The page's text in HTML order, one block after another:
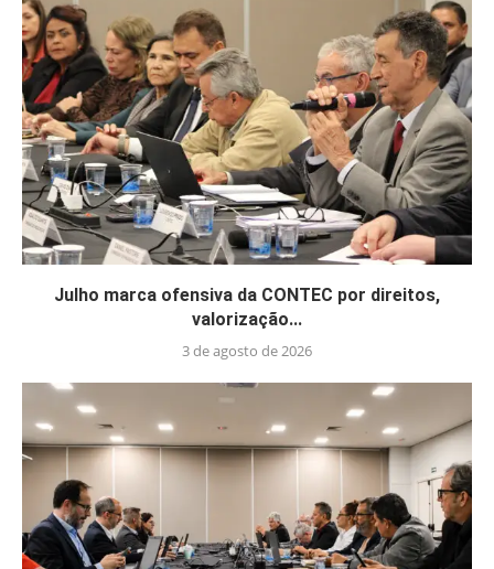
Julho marca ofensiva da CONTEC por direitos,
valorização...
3 de agosto de 2026